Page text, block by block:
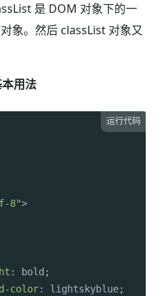
是 DOM 对象下的一
象。然后 classList 对象又
用法
运行代码
8">
: bold;
color: lightskyblue;